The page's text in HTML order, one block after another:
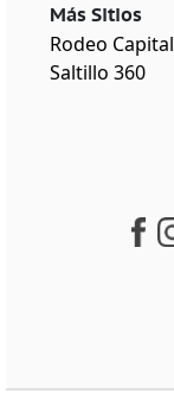
Más Sitios
Rodeo Capital
Saltillo 360